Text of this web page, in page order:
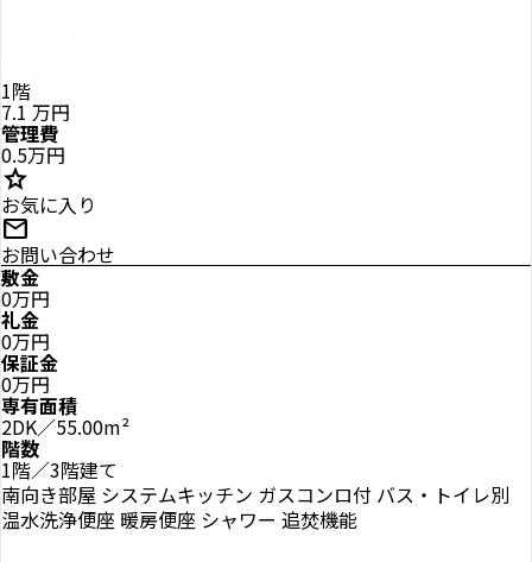
1階
7.1 万円
管理費
0.5万円
star
お気に入り
mail
お問い合わせ
敷金
0万円
礼金
0万円
保証金
0万円
専有面積
2DK／55.00m²
階数
1階／3階建て
南向き部屋 システムキッチン ガスコンロ付 バス・トイレ別
温水洗浄便座 暖房便座 シャワー 追焚機能